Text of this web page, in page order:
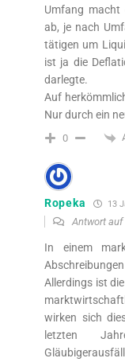
Umfang macht
ab, je nach
tätigen um
ist ja die
darlegte.
Auf
Nur durch ein
0
Ropeka 13
Antwort auf
In einem
Allerdings ist
wirken sich
letzten